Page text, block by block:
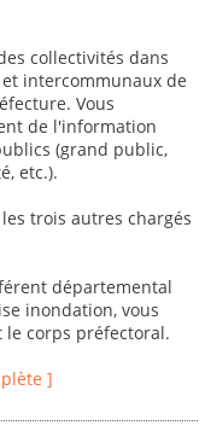
collectivités dans
intercommunaux de
Vous
de l'information
(grand public,
etc.).
trois autres chargés
départemental
inondation, vous
corps préfectoral.
]